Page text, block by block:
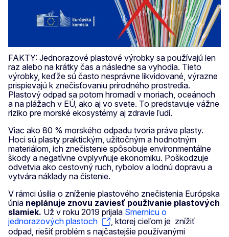
FAKTY: Jednorazové plastové výrobky sa používajú len
raz alebo na krátky čas a následne sa vyhodia. Tieto
výrobky, keďže sú často nesprávne likvidované, výrazne
prispievajú k znečisťovaniu prírodného prostredia.
Plastový odpad sa potom hromadí v moriach, oceánoch
a na plážach v EÚ, ako aj vo svete. To predstavuje vážne
riziko pre morské ekosystémy aj zdravie ľudí.
Viac ako 80 % morského odpadu tvoria práve plasty.
Hoci sú plasty praktickým, užitočným a hodnotným
materiálom, ich znečistenie spôsobuje environmentálne
škody a negatívne ovplyvňuje ekonomiku. Poškodzuje
odvetvia ako cestovný ruch, rybolov a lodnú dopravu a
vytvára náklady na čistenie.
V rámci úsilia o zníženie plastového znečistenia Európska
únia neplánuje znovu zaviesť používanie plastových
slamiek. Už v roku 2019 prijala Smernicu o
jednorazových plastoch
, ktorej cieľom je znížiť
odpad, riešiť problém s najčastejšie používanými